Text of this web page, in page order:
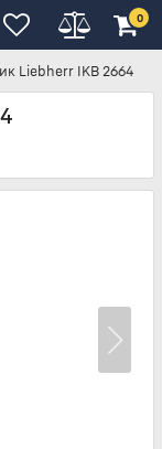
0
Liebherr IKB 2664